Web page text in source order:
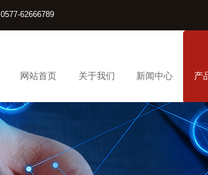
0577-62666789
网站首页 关于我们 新闻中心 产